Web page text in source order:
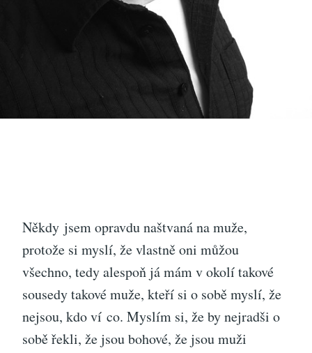
Někdy jsem opravdu naštvaná na muže,
protože si myslí, že vlastně oni můžou
všechno, tedy alespoň já mám v okolí takové
sousedy takové muže, kteří si o sobě myslí, že
nejsou, kdo ví co. Myslím si, že by nejradši o
sobě řekli, že jsou bohové, že jsou muži